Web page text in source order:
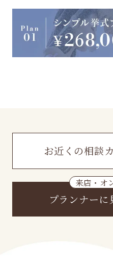
お近くの相談
来店・オ
プランナーに